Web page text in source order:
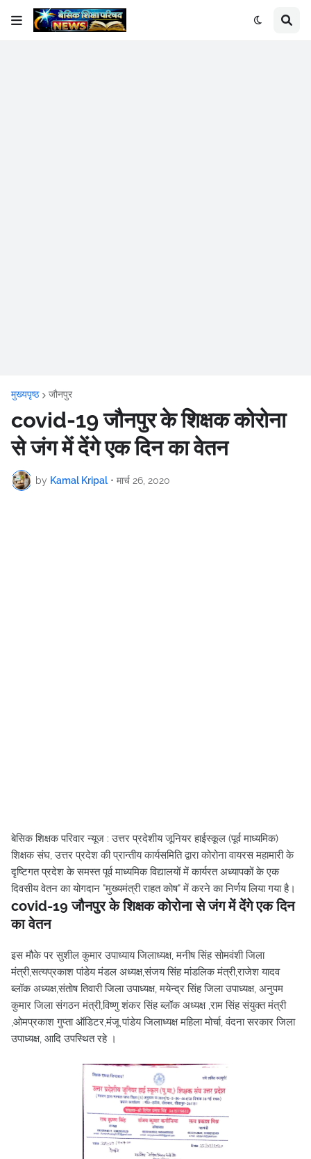
मुख्यपृष्ठ जौनपुर
covid-19 जौनपुर के शिक्षक कोरोना
से जंग में देंगे एक दिन का वेतन
by Kamal Kripal • मार्च 26, 2020
बेसिक शिक्षक परिवार न्यूज : उत्तर प्रदेशीय जूनियर हाईस्कूल (पूर्व माध्यमिक)
शिक्षक संघ, उत्तर प्रदेश की प्रान्तीय कार्यसमिति द्वारा कोरोना वायरस महामारी के
दृष्टिगत प्रदेश के समस्त पूर्व माध्यमिक विद्यालयों में कार्यरत अध्यापकों के एक
दिवसीय वेतन का योगदान "मुख्यमंत्री राहत कोष" में करने का निर्णय लिया गया है।
covid-19 जौनपुर के शिक्षक कोरोना से जंग में देंगे एक दिन
का वेतन
इस मौके पर सुशील कुमार उपाध्याय जिलाध्यक्ष, मनीष सिंह सोमवंशी जिला
मंत्री,सत्यप्रकाश पांडेय मंडल अध्यक्ष,संजय सिंह मांडलिक मंत्री,राजेश यादव
ब्लॉक अध्यक्ष,संतोष तिवारी जिला उपाध्यक्ष, मयेन्द्र सिंह जिला उपाध्यक्ष, अनुपम
कुमार जिला संगठन मंत्री,विष्णु शंकर सिंह ब्लॉक अध्यक्ष ,राम सिंह संयुक्त मंत्री
,ओमप्रकाश गुप्ता ऑडिटर,मंजू पांडेय जिलाध्यक्ष महिला मोर्चा, वंदना सरकार जिला
उपाध्यक्ष, आदि उपस्थित रहे ।